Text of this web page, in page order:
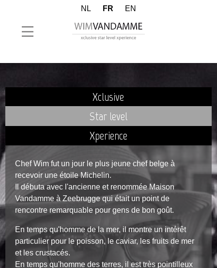
NL FR EN
Xclusive
Star level
Xperience
Chef Wim fut un jour le plus jeune chef belge à
recevoir une étoile Michelin.
Il débuta avec l'ancienne et renommée Maison
Vandamme à Zeebrugge qui était un point de
rencontre remarquable pour gens de bon goût.
En temps qu'homme de la mer, il montre un intérêt
particulier pour le poisson, le caviar, les fruits de mer
et les crustacés.
En temps qu'homme des terres, il est très pointilleux